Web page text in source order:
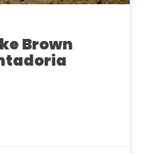
Brown